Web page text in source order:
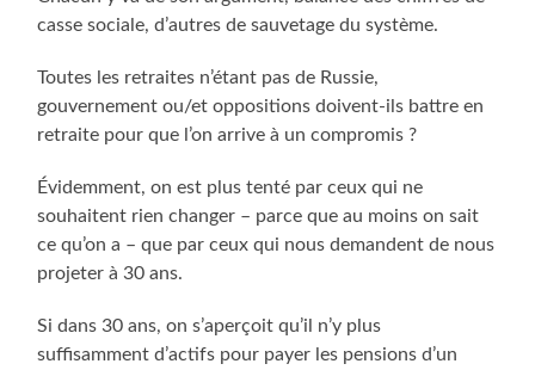
casse sociale, d’autres de sauvetage du système.
Toutes les retraites n’étant pas de Russie,
gouvernement ou/et oppositions doivent-ils battre en
retraite pour que l’on arrive à un compromis ?
Évidemment, on est plus tenté par ceux qui ne
souhaitent rien changer – parce que au moins on sait
ce qu’on a – que par ceux qui nous demandent de nous
projeter à 30 ans.
Si dans 30 ans, on s’aperçoit qu’il n’y plus
suffisamment d’actifs pour payer les pensions d’un